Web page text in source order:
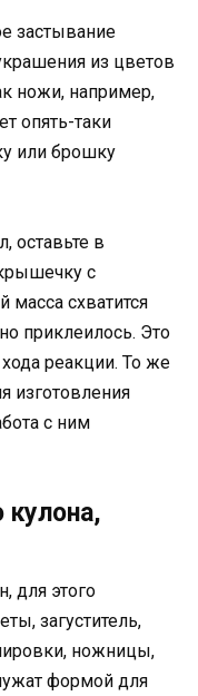
застывание
из цветов
ножи, например,
опять-таки
или брошку
оставьте в
с
масса схватится
приклеилось. Это
реакции. То же
изготовления
с ним
кулона,
для этого
загуститель,
ножницы,
формой для